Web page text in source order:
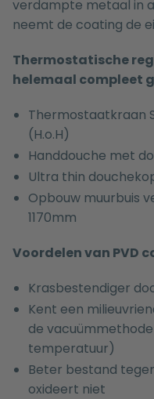
verdampte metaal in
neemt de coating de
Thermostatische
helemaal compleet
Thermostaatkraan
(H.o.H)
Handdouche met
Ultra thin
Opbouw muurbuis
1170mm
Voordelen van PVD
Krasbestendiger
Kent een
de
temperatuur)
Beter bestand
oxideert niet